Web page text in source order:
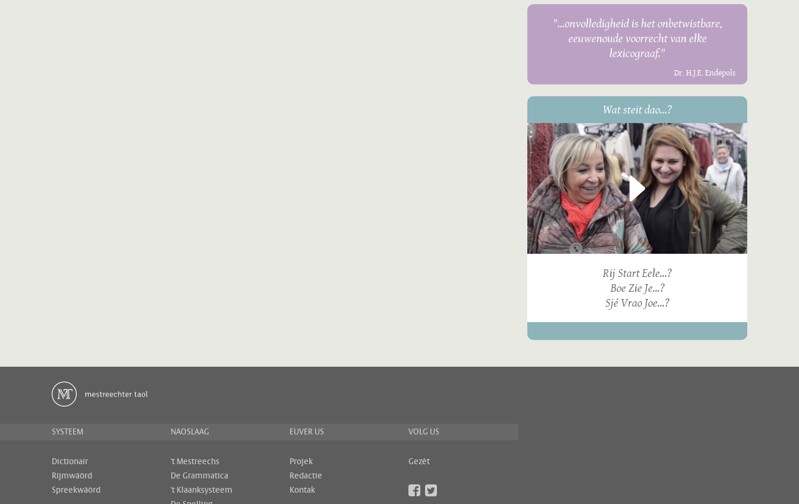
"...onvolledigheid is het onbetwistbare,
eeuwenoude voorrecht van elke
lexicograaf."
Dr. H.J.E. Endepols
Wat steit dao...?
Rij Start Eele...?
Boe Zie Je...?
Sjé Vrao Joe...?
SYSTEEM
Dictionair
Rijmwäörd
Spreekwäörd
NAOSLAAG
't Mestreechs
De Grammatica
't Klaanksysteem
EUVER US
Projek
Redactie
Kontak
VOLG US
Gezèt